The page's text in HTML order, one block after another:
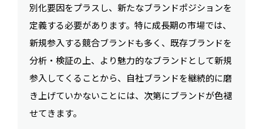
別化要因をプラスし、新たなブランドポジションを
定義する必要があります。特に成長期の市場では、
新規参入する競合ブランドも多く、既存ブランドを
分析・検証の上、より魅力的なブランドとして新規
参入してくることから、自社ブランドを継続的に磨
き上げていかないことには、次第にブランドが色褪
せてきます。